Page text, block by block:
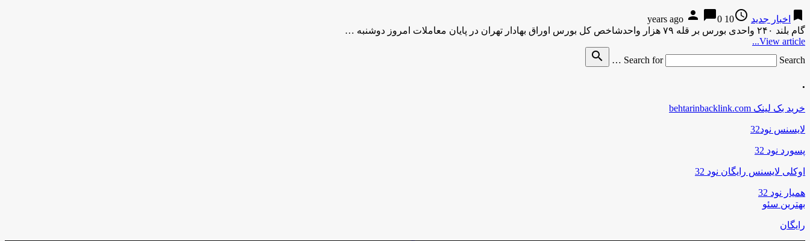
bookmark اخبار جدید access_time
10 years ago
person chat_bubble0
گام بلند ۲۴۰ واحدی بورس بر قله ۷۹ هزار واحدشاخص کل بورس اوراق بهادار تهران در پایان معاملات امروز دوشنبه …
View article...
Search for
Search …
search
.
خرید بک لینک behtarinbacklink.com
لایسنس نود32
پسورد نود 32
اوکلی لایسنس رایگان نود 32
همیار نود 32
بهترین سئو
رایگان